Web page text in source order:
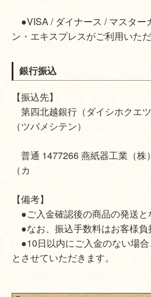
●VISA / ダイナース / マスター
ン・エキスプレスがご利用いただ
銀行振込
【振込先】
第四北越銀行（ダイシホクエ
（ツバメシテン）
普通 1477266 燕紙器工業（株
（カ
【備考】
●ご入金確認後の商品の発送と
●なお、振込手数料はお客様負
●10日以内にご入金のない場
とさせていただきます。